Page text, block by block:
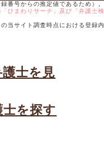
番号からの推定値であるため）。
ひまわりサーチ」及び「弁護士検
の当サイト調査時点における登録内
士を見
を探す